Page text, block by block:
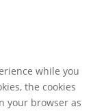
while you
the cookies
your browser as